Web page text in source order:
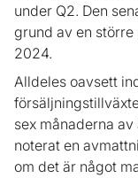
under Q2. Den
grund av en
2024.
Alldeles oavsett
sex månaderna
noterat en
om det är något